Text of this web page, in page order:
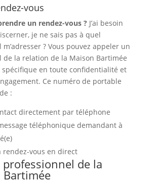
vous
un rendez-vous ?J’ai besoin
je ne sais pas à quel
? Vous pouvez appeler un
de la relation de la Maison Bartimée
en toute confidentialité et
Ce numéro de portable
:
directement par téléphone
téléphonique demandant à
vous en direct
de la
Bartimée